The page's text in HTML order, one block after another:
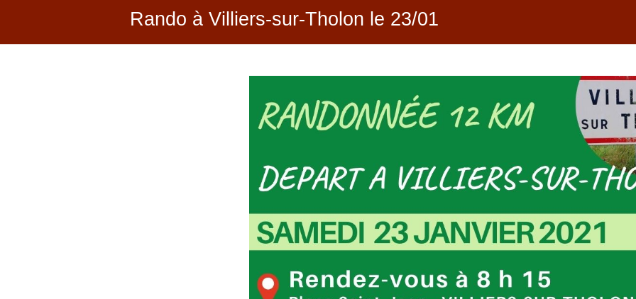
Rando à Villiers-sur-Tholon le 23/01